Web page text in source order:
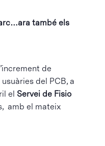
també els
de
del PCB, a
el Servei de Fisio
amb el mateix